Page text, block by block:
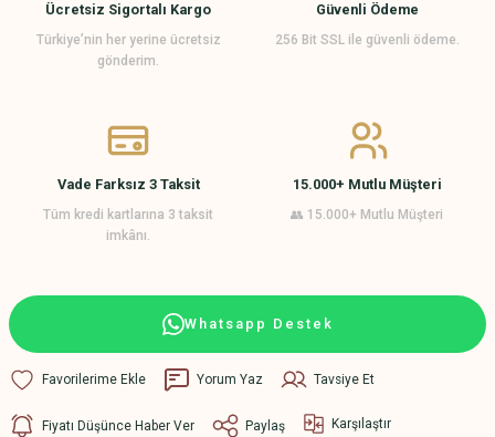
Ücretsiz Sigortalı Kargo
Türkiye’nin her yerine ücretsiz
gönderim.
Güvenli Ödeme
256 Bit SSL ile güvenli ödeme.
Vade Farksız 3 Taksit
Tüm kredi kartlarına 3 taksit
imkânı.
15.000+ Mutlu Müşteri
👥 15.000+ Mutlu Müşteri
Whatsapp Destek
Yorum Yaz Tavsiye Et
Fiyatı Düşünce Haber Ver Paylaş Karşılaştır